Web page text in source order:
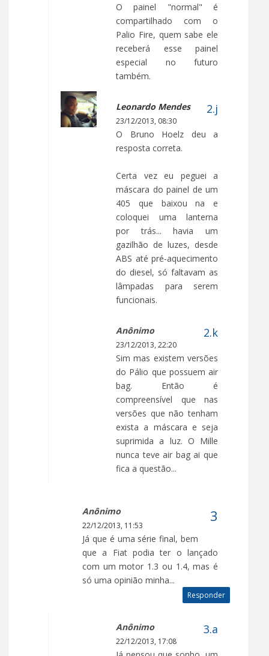
O painel "normal" é
compartilhado com o
Palio Fire, quem sabe ele
receberá esse painel
especial no futuro
também.
Leonardo Mendes
23/12/2013, 08:30
O Bruno Hoelz deu a
resposta correta.
Certa vez eu peguei a
máscara do painel de um
405 que baixou na e
coloquei uma lanterna
por trás... havia um
gazilhão de luzes, desde
ABS até pré-aquecimento
do diesel, só faltavam as
lâmpadas para serem
funcionais.
Anônimo
23/12/2013, 22:20
Sim mas existem versões
do Pálio que possuem air
bag. Então é
compreensível que nas
versões que não tenham
exista a máscara e seja
suprimida a luz. O Mille
nunca teve air bag ai que
fica a questão...
Anônimo
22/12/2013, 11:53
Já que é uma série final, bem
que a Fiat podia ter o lançado
com um motor 1.3 ou 1.4, mas é
só uma opinião minha...
Responder
Anônimo
22/12/2013, 17:08